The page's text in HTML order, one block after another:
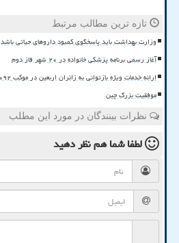
تازه ترین مطالب مرتبط
وزارت بهداشت باید پاسخگوی کمبود داروهای حیاتی باشد
آغاز رسمی برنامه پزشکی خانواده در ۲۰ شهر فاز دوم
ارائه خدمات ویژه بازتوانی به زائران اربعین در موکب ۱۰۹۲
موفقیت بزرگ چین
نظرات بینندگان در مورد این مطلب
لطفا شما همنظر دهید